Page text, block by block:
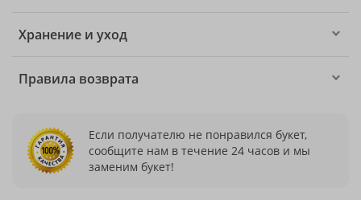
Хранение и уход
Правила возврата
Если получателю не понравился букет,
сообщите нам в течение 24 часов и мы
заменим букет!